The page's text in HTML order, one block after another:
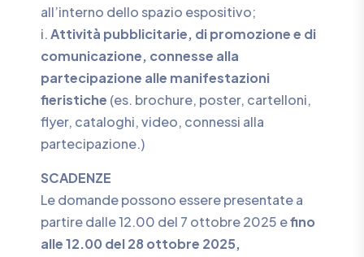
all’interno dello spazio espositivo;
i.Attività pubblicitarie, di promozione e di
comunicazione, connesse alla
partecipazione alle manifestazioni
fieristiche (es. brochure, poster, cartelloni,
flyer, cataloghi, video, connessi alla
partecipazione.)
SCADENZE
Le domande possono essere presentate a
partire dalle 12.00 del 7 ottobre 2025 efino
alle 12.00 del 28 ottobre 2025,